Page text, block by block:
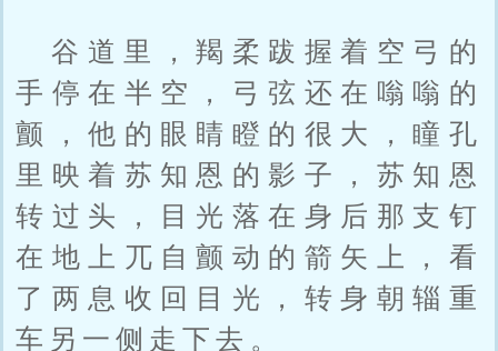
谷道里，羯柔跋握着空弓的
手停在半空，弓弦还在嗡嗡的
颤，他的眼睛瞪的很大，瞳孔
里映着苏知恩的影子，苏知恩
转过头，目光落在身后那支钉
在地上兀自颤动的箭矢上，看
了两息收回目光，转身朝辎重
车另一侧走下去。